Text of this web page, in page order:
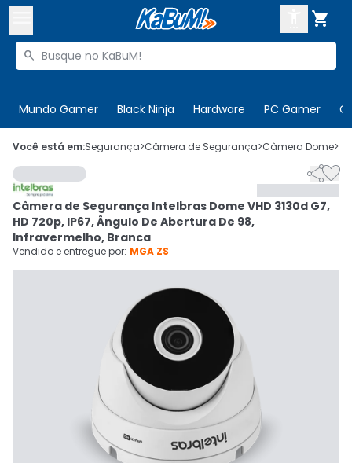

Buscar produtos

Mundo Gamer Black Ninja Hardware PC Gamer
 Olá. Acesse sua conta
 Departamentos
Cupons
Mais Vendidos
CADASTRE-SE
Você está em:Segurança>Câmera de Segurança>Câmera Dome>

Câmera de Segurança Intelbras Dome VHD 3130d G7,
HD 720p, IP67, Ângulo De Abertura De 98,
Infravermelho, Branca
Vendido e entregue por: MGA ZS